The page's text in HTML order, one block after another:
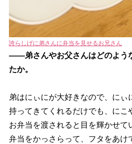
誇らしげに弟さんに弁当を見せるお兄さん
――弟さんやお父さんはどのよう
たか。
弟はにぃにが大好きなので、にぃ
持ってきてくれるだけでも、にこ
お弁当を渡されると目を輝かせて
弁当をかっさらって、フタをあけ